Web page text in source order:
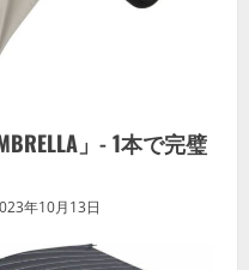
」- 1本で完璧
年10月13日